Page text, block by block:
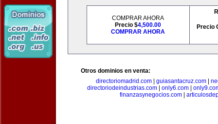
COMPRAR AHORA
Precio $4,500.00
COMPRAR AHORA
Precio
Otros dominios en venta:
directoriomadrid.com| guiasantacruz.com|
directoriodeindustrias.com| only6.com|
finanzasynegocios.com